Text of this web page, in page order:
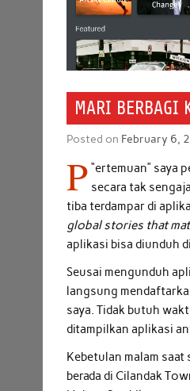
MARI BERBAGI
Posted on February 6,
“
P ertemuan” saya
secara tak
tiba terdampar di
global stories that
aplikasi bisa diunduh
Seusai mengunduh
langsung
saya. Tidak butuh
ditampilkan aplikasi
Kebetulan malam
berada di Cilandak